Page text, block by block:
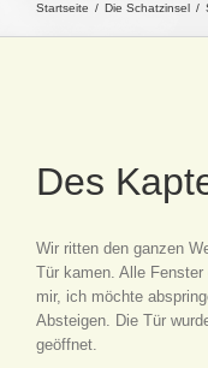
Startseite Die Schatzinsel
Des
Wir ritten den ganzen
Tür kamen. Alle
mir, ich möchte
Absteigen. Die Tür
geöffnet.